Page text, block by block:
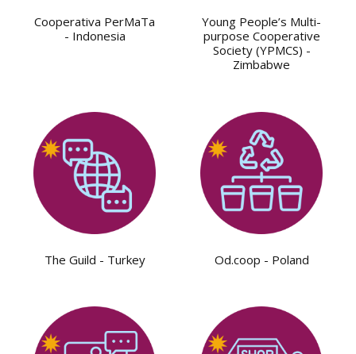
Cooperativa PerMaTa
- Indonesia
Young People’s Multi-
purpose Cooperative
Society (YPMCS) -
Zimbabwe
The Guild - Turkey Od.coop - Poland